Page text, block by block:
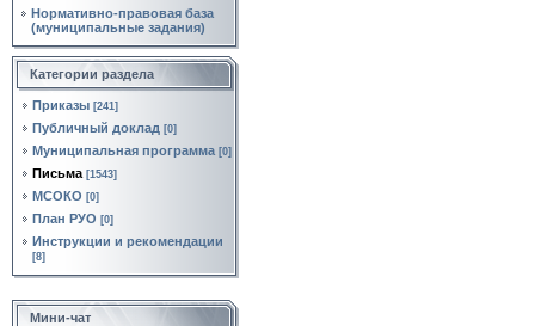
Нормативно‑правовая база
(муниципальные задания)
Категории раздела
Приказы [241]
Публичный доклад [0]
Муниципальная программа [0]
Письма [1543]
МСОКО [0]
План РУО [0]
Инструкции и рекомендации
[8]
Мини-чат